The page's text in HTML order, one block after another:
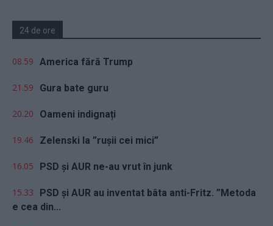
24 de ore
08.59 America fără Trump
21.59 Gura bate guru
20.20 Oameni indignați
19.46 Zelenski la ”rușii cei mici”
16.05 PSD și AUR ne-au vrut în junk
15.33
PSD și AUR au inventat bâta anti-Fritz. ”Metoda
e cea din...